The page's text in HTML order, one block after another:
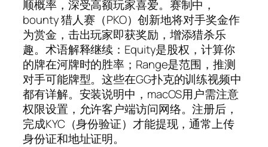
顺概率，深受高额玩家喜爱。赛制中，
bounty 猎人赛（PKO）创新地将对手奖金作
为赏金，击出玩家即获奖励，增添猎杀乐
趣。术语解释继续：Equity是股权，计算你
的牌在河牌时的胜率；Range是范围，推测
对手可能牌型。这些在GG扑克的训练视频中
都有详解。安装说明中，macOS用户需注意
权限设置，允许客户端访问网络。注册后，
完成KYC（身份验证）才能提现，通常上传
身份证和地址证明。